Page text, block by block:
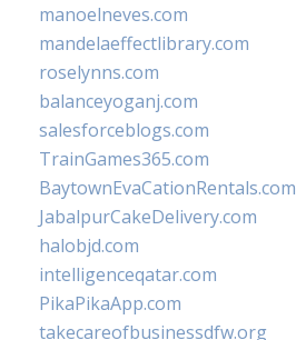
manoelneves.com
mandelaeffectlibrary.com
roselynns.com
balanceyoganj.com
salesforceblogs.com
TrainGames365.com
BaytownEvaCationRentals.com
JabalpurCakeDelivery.com
halobjd.com
intelligenceqatar.com
PikaPikaApp.com
takecareofbusinessdfw.org